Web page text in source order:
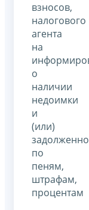
взносов,
налогового
агента
на
о
наличии
недоимки
и
(или)
по
пеням,
штрафам,
процентам